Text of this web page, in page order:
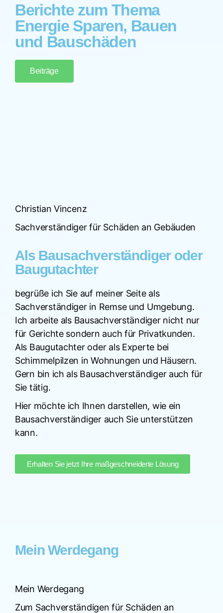
Berichte zum Thema
Energie Sparen, Bauen
und Bauschäden
Beiträge
Christian Vincenz
Sachverständiger für Schäden an Gebäuden
Als Bausachverständiger oder
Baugutachter
begrüße ich Sie auf meiner Seite als
Sachverständiger in Remse und Umgebung.
Ich arbeite als Bausachverständiger nicht nur
für Gerichte sondern auch für Privatkunden.
Als Baugutachter oder als Experte bei
Schimmelpilzen in Wohnungen und Häusern.
Gern bin ich als Bausachverständiger auch für
Sie tätig.
Hier möchte ich Ihnen darstellen, wie ein
Bausachverständiger auch Sie unterstützen
kann.
Erhalten Sie jetzt Ihre maßgeschneiderte Lösung
Mein Werdegang
Mein Werdegang
Zum Sachverständigen für Schäden an